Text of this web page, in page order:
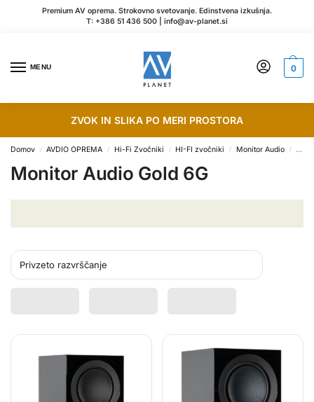
Premium AV oprema. Strokovno svetovanje. Edinstvena izkušnja.
T: +386 51 436 500 info@av-planet.si
MENU 0
ZVOK IN SLIKA PO MERI PROSTORA
Domov / AVDIO OPREMA / Hi-Fi Zvočniki / HI-FI zvočniki / Monitor Audio /
Monitor Audio Gold 6G